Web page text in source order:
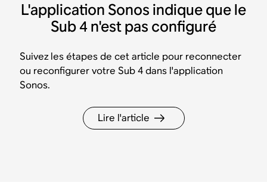
L'application Sonos indique que le
Sub 4 n'est pas configuré
Suivez les étapes de cet article pour reconnecter
ou reconfigurer votre Sub 4 dans l'application
Sonos.
Lire l'article